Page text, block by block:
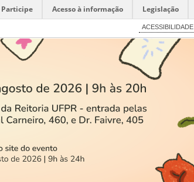
Participe Acesso à informação Legislação
ACESSIBILIDADE